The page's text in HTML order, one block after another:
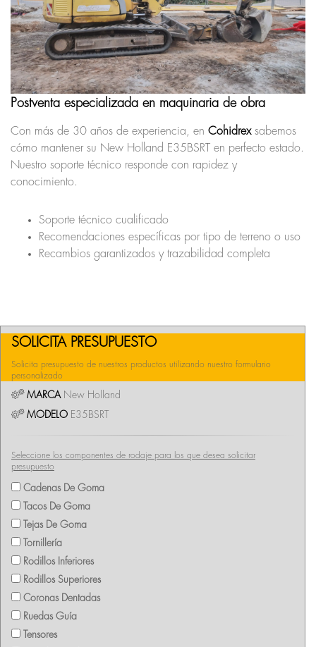
Postventa especializada en maquinaria de obra
Con más de 30 años de experiencia, en Cohidrexsabemos
cómo mantener su New Holland E35BSRT en perfecto estado.
Nuestro soporte técnico responde con rapidez y
conocimiento.
Soporte técnico cualificado
Recomendaciones específicas por tipo de terreno o uso
Recambios garantizados y trazabilidad completa
SOLICITA PRESUPUESTO
Solicita presupuesto de nuestros productos utilizando nuestro formulario
personalizado
MARCA New Holland
MODELO E35BSRT
Seleccione los componentes de rodaje para los que desea solicitar
presupuesto
Cadenas De Goma
Tacos De Goma
Tejas De Goma
Tornillería
Rodillos Inferiores
Rodillos Superiores
Coronas Dentadas
Ruedas Guía
Tensores